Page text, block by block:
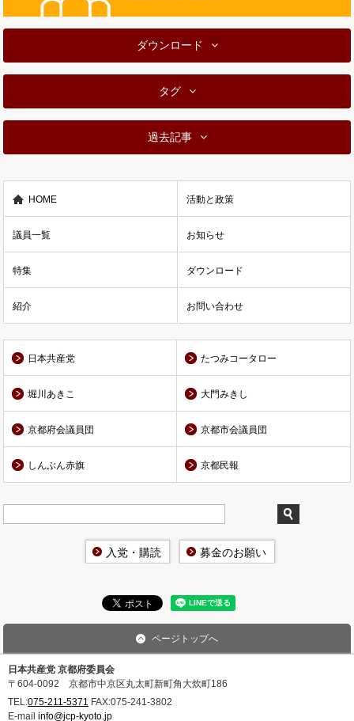
ダウンロード
タグ
過去記事
HOME 活動と政策
議員一覧 お知らせ
特集 ダウンロード
紹介 お問い合わせ
日本共産党 たつみコータロー
堀川あきこ 大門みきし
京都府会議員団 京都市会議員団
しんぶん赤旗 京都民報
入党・購読 募金のお願い
ページトップへ
日本共産党 京都府委員会
〒604-0092 京都市中京区丸太町新町角大炊町186
TEL:075-211-5371 FAX:075-241-3802
E-mail info@jcp-kyoto.jp